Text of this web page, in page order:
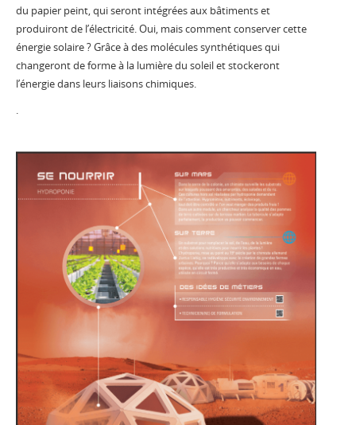
du papier peint, qui seront intégrées aux bâtiments et
produiront de l’électricité. Oui, mais comment conserver cette
énergie solaire ? Grâce à des molécules synthétiques qui
changeront de forme à la lumière du soleil et stockeront
l’énergie dans leurs liaisons chimiques.
.